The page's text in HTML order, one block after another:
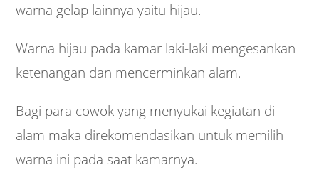
warna gelap lainnya yaitu hijau.
Warna hijau pada kamar laki-laki mengesankan
ketenangan dan mencerminkan alam.
Bagi para cowok yang menyukai kegiatan di
alam maka direkomendasikan untuk memilih
warna ini pada saat kamarnya.